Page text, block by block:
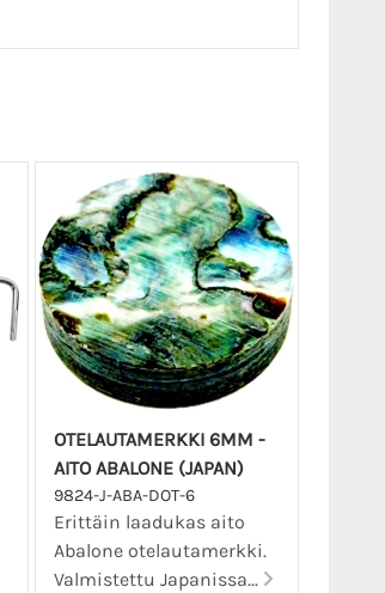
OTELAUTAMERKKI 6MM -
AITO ABALONE (JAPAN)
9824-J-ABA-DOT-6
Erittäin laadukas aito
Abalone otelautamerkki.
Valmistettu Japanissa...